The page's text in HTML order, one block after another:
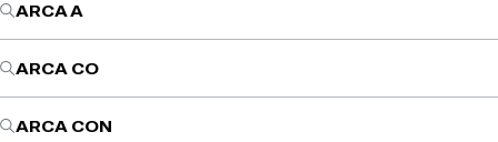
ARCA A
ARCA CO
ARCA CON